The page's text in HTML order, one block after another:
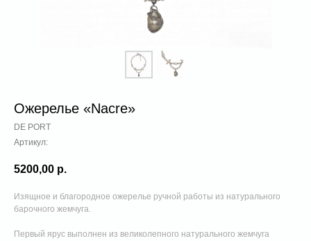
Ожерелье «Nacre»
DE PORT
Артикул:
5200,00 р.
Изящное и благородное ожерелье ручной работы из натурального
барочного жемчуга.
Первый ярус выполнен из великолепного натурального жемчуга